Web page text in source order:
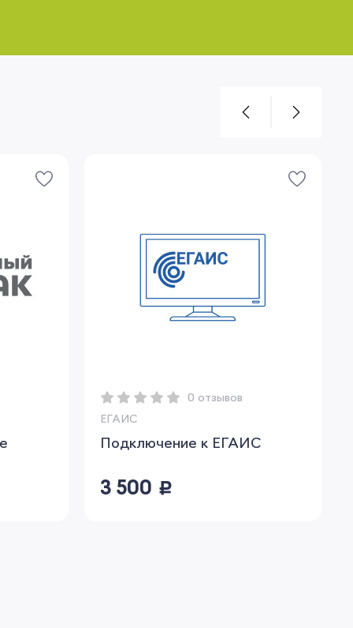
0 отзывов
ЕГАИС
Подключение к ЕГАИС
3 500 руб.